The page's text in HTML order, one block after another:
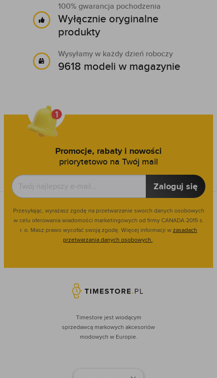
100% gwarancja pochodzenia
Wyłącznie oryginalne
produkty
Wysyłamy w każdy dzień roboczy
9618 modeli w magazynie
Promocje, rabaty i nowości
priorytetowo na Twój mail
Zaloguj się
Przesyłając, wyrażasz zgodę na przetwarzanie swoich danych osobowych
w celu oferowania wiadomości marketingowych od firmy CANADA 2015 s.
r. o. Masz prawo wycofać swoją zgodę. Więcej informacji wzasadach
przetwarzania danych osobowych..
Timestore jest wiodącym
sprzedawcą markowych akcesoriów
modowych w Europie.